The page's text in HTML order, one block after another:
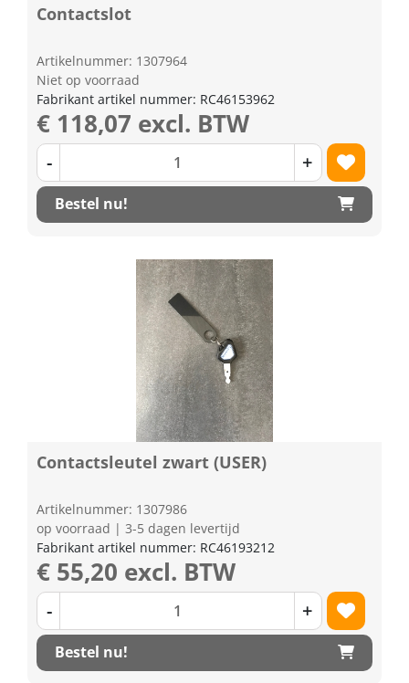
Contactslot
Artikelnummer: 1307964
Niet op voorraad
Fabrikant artikel nummer: RC46153962
€ 118,07 excl. BTW
- +
Bestel nu!
Contactsleutel zwart (USER)
Artikelnummer: 1307986
op voorraad | 3-5 dagen levertijd
Fabrikant artikel nummer: RC46193212
€ 55,20 excl. BTW
- +
Bestel nu!